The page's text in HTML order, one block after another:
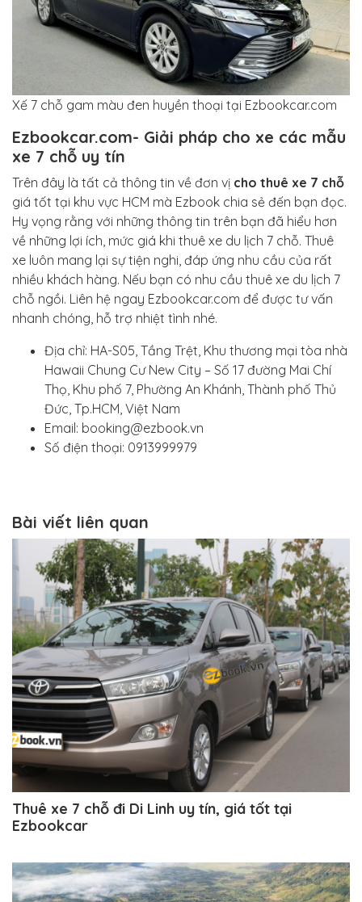
Xế 7 chỗ gam màu đen huyền thoại tại Ezbookcar.com
Ezbookcar.com- Giải pháp cho xe các mẫu
xe 7 chỗ uy tín
Trên đây là tất cả thông tin về đơn vị cho thuê xe 7 chỗ
giá tốt tại khu vực HCM mà Ezbook chia sẻ đến bạn đọc.
Hy vọng rằng với những thông tin trên bạn đã hiểu hơn
về những lợi ích, mức giá khi thuê xe du lịch 7 chỗ. Thuê
xe luôn mang lại sự tiện nghi, đáp ứng nhu cầu của rất
nhiều khách hàng. Nếu bạn có nhu cầu thuê xe du lịch 7
chỗ ngồi. Liên hệ ngay Ezbookcar.com để được tư vấn
nhanh chóng, hỗ trợ nhiệt tình nhé.
Địa chỉ: HA-S05, Tầng Trệt, Khu thương mại tòa nhà
Hawaii Chung Cư New City – Số 17 đường Mai Chí
Thọ, Khu phố 7, Phường An Khánh, Thành phố Thủ
Đức, Tp.HCM, Việt Nam
Email: booking@ezbook.vn
Số điện thoại: 0913999979
Bài viết liên quan
Thuê xe 7 chỗ đi Di Linh uy tín, giá tốt tại
Ezbookcar